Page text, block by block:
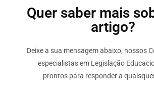
Quer saber mais
artigo?
Deixe a sua mensagem abaixo, nossos
especialistas em Legislação
prontos para responder a